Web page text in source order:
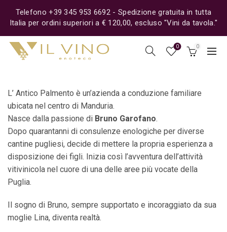
Telefono +39 345 953 6692 - Spedizione gratuita in tutta
Italia per ordini superiori a € 120,00, escluso "Vini da tavola."
0 0
L’ Antico Palmento è un’azienda a conduzione familiare
ubicata nel centro di Manduria.
Nasce dalla passione di Bruno Garofano.
Dopo quarantanni di consulenze enologiche per diverse
cantine pugliesi, decide di mettere la propria esperienza a
disposizione dei figli. Inizia così l’avventura dell’attività
vitivinicola nel cuore di una delle aree più vocate della
Puglia.
Il sogno di Bruno, sempre supportato e incoraggiato da sua
moglie Lina, diventa realtà.